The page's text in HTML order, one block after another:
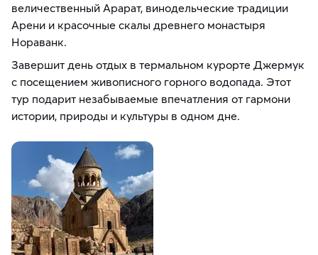
величественный Арарат, винодельческие традиции
Арени и красочные скалы древнего монастыря
Нораванк.
Завершит день отдых в термальном курорте Джермук
с посещением живописного горного водопада. Этот
тур подарит незабываемые впечатления от гармони
истории, природы и культуры в одном дне.